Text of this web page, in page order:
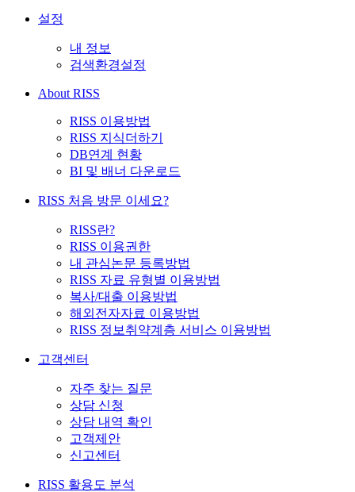
설정
내 정보
검색환경설정
About RISS
RISS 이용방법
RISS 지식더하기
DB연계 현황
BI 및 배너 다운로드
RISS 처음 방문 이세요?
RISS란?
RISS 이용권한
내 관심논문 등록방법
RISS 자료 유형별 이용방법
복사/대출 이용방법
해외전자자료 이용방법
RISS 정보취약계층 서비스 이용방법
고객센터
자주 찾는 질문
상담 신청
상담 내역 확인
고객제안
신고센터
RISS 활용도 분석